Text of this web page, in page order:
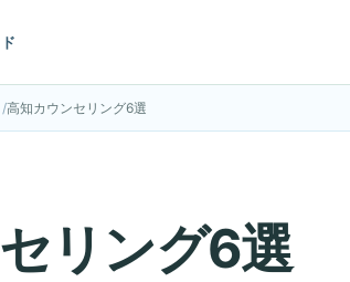
高知カウンセリング6選
リング6選